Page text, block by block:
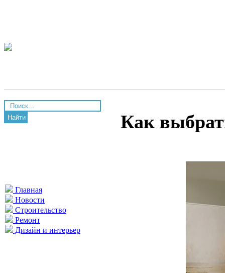
Найти
Главная
Новости
Строительство
Ремонт
Дизайн и интерьер
Как